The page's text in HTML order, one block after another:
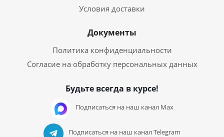
Условия доставки
Документы
Политика конфиденциальности
Согласие на обработку персональных данных
Будьте всегда в курсе!
Подписаться на наш канал Max
Подписаться на наш канал Telegram